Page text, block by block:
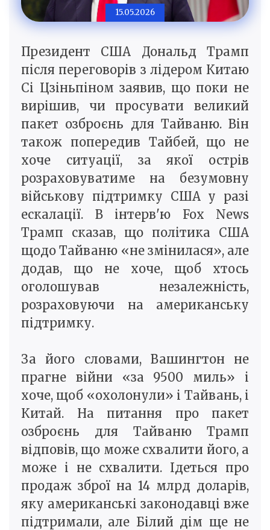
15.05.2026
Президент США Дональд Трамп
після переговорів з лідером Китаю
Сі Цзіньпіном заявив, що поки не
вирішив, чи просувати великий
пакет озброєнь для Тайваню. Він
також попередив Тайбей, що не
хоче ситуації, за якої острів
розраховуватиме на безумовну
військову підтримку США у разі
ескалації. В інтерв'ю Fox News
Трамп сказав, що політика США
щодо Тайваню «не змінилася», але
додав, що не хоче, щоб хтось
оголошував незалежність,
розраховуючи на американську
підтримку.
За його словами, Вашингтон не
прагне війни «за 9500 миль» і
хоче, щоб «охолонули» і Тайвань, і
Китай. На питання про пакет
озброєнь для Тайваню Трамп
відповів, що може схвалити його, а
може і не схвалити. Ідеться про
продаж зброї на 14 млрд доларів,
яку американські законодавці вже
підтримали, але Білий дім ще не